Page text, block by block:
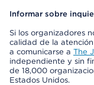
Informar sobre
Si los organizadores
calidad de la
a comunicarse a The
independiente y sin
de 18,000
Estados Unidos.